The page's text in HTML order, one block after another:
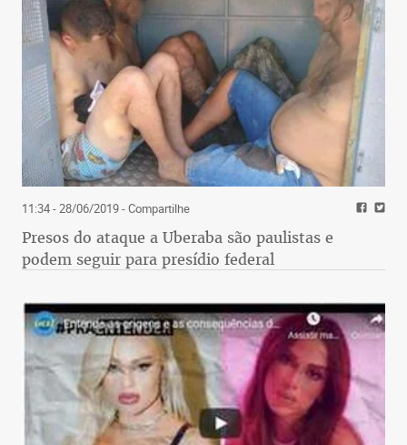
11:34 - 28/06/2019- Compartilhe
Presos do ataque a Uberaba são paulistas e
podem seguir para presídio federal